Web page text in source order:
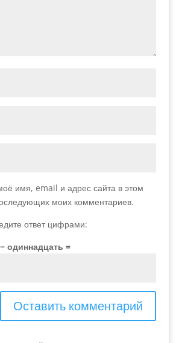
имя, email и адрес сайта в этом
моих комментариев.
ответ цифрами:
одиннадцать =